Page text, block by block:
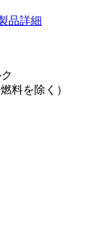
品詳細
料を除く）